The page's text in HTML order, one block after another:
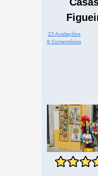
23 Avaliações
8 Comentários